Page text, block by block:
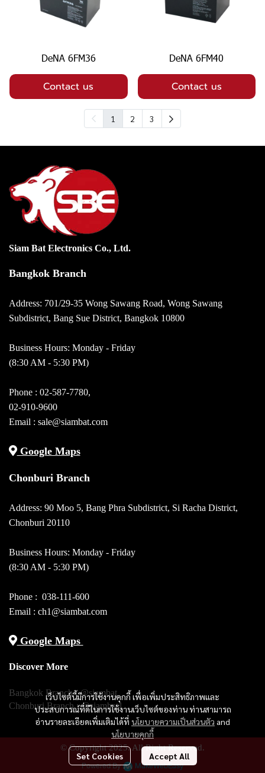
DeNA 6FM36
Contact us
DeNA 6FM40
Contact us
1 2 3
เว็บไซต์นี้มีการใช้งานคุกกี้ เพื่อเพิ่มประสิทธิภาพและ
ประสบการณ์ที่ดีในการใช้งานเว็บไซต์ของท่าน ท่านสามารถ
อ่านรายละเอียดเพิ่มเติมได้ที่ นโยบายความเป็นส่วนตัว and
นโยบายคุกกี้
Set Cookies Accept All
Siam Bat Electronics Co., Ltd.
Bangkok Branch
Address: 701/29-35 Wong Sawang Road, Wong Sawang
Subdistrict, Bang Sue District, Bangkok 10800
Business Hours: Monday - Friday
(8:30 AM - 5:30 PM)
Phone : 02-587-7780,
02-910-9600
Email : sale@siambat.com
Google Maps
Chonburi Branch
Address: 90 Moo 5, Bang Phra Subdistrict, Si Racha District,
Chonburi 20110
Business Hours: Monday - Friday
(8:30 AM - 5:30 PM)
Phone : 038-111-600
Email : ch1@siambat.com
Google Maps
Discover More
Bangkok Branch :@siambat
Chonburi Branch :@siambat1
© Copyright 2025. All Right Reserved.
Powered By MakeWebEasy